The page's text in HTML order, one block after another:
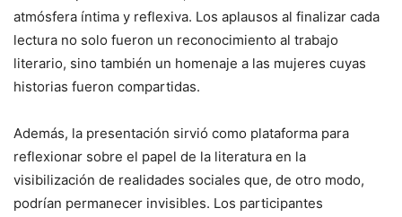
atmósfera íntima y reflexiva. Los aplausos al finalizar cada
lectura no solo fueron un reconocimiento al trabajo
literario, sino también un homenaje a las mujeres cuyas
historias fueron compartidas.
Además, la presentación sirvió como plataforma para
reflexionar sobre el papel de la literatura en la
visibilización de realidades sociales que, de otro modo,
podrían permanecer invisibles. Los participantes